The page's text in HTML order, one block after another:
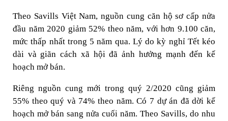
Theo Savills Việt Nam, nguồn cung căn hộ sơ cấp nửa
đầu năm 2020 giảm 52% theo năm, với hơn 9.100 căn,
mức thấp nhất trong 5 năm qua. Lý do kỳ nghỉ Tết kéo
dài và giãn cách xã hội đã ảnh hưởng mạnh đến kế
hoạch mở bán.
Riêng nguồn cung mới trong quý 2/2020 cũng giảm
55% theo quý và 74% theo năm. Có 7 dự án đã dời kế
hoạch mở bán sang nửa cuối năm. Theo Savills, do nhu